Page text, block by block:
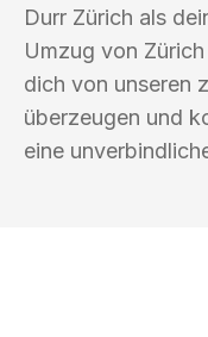
Durr Zürich als
Umzug von
dich von unseren
überzeugen und
eine